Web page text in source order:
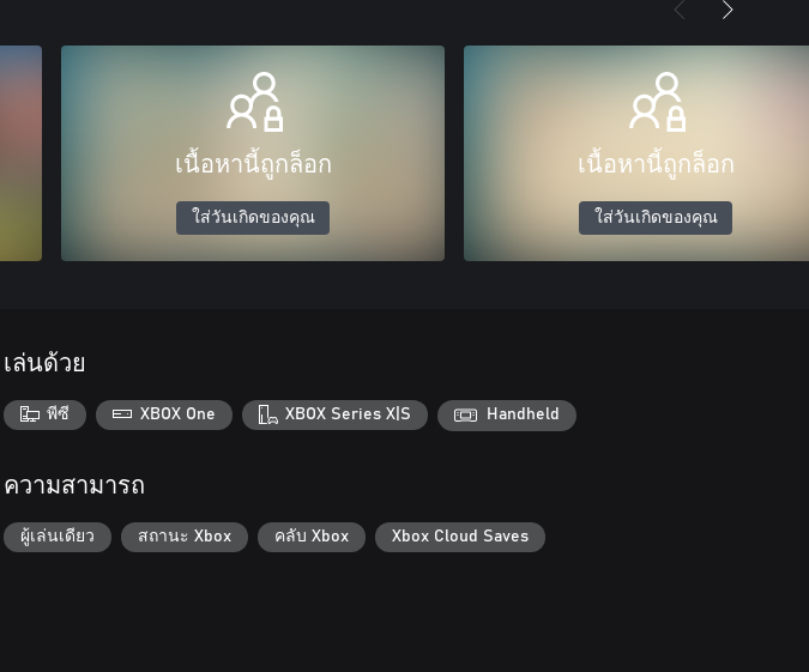
เนื้อหานี้ถูกล็อก
ใส่วันเกิดของคุณ
เนื้อหานี้ถูกล็อก
ใส่วันเกิดของคุณ
เล่นด้วย
พีซี XBOX One XBOX Series X|S Handheld
ความสามารถ
ผู้เล่นเดียว สถานะ Xbox คลับ Xbox Xbox Cloud Saves